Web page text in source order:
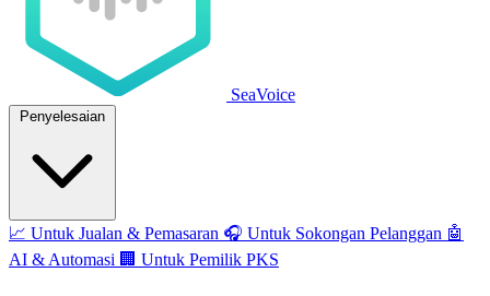
SeaVoice
Penyelesaian
📈 Untuk Jualan & Pemasaran 🎧 Untuk Sokongan Pelanggan 🤖
AI & Automasi 🏢 Untuk Pemilik PKS